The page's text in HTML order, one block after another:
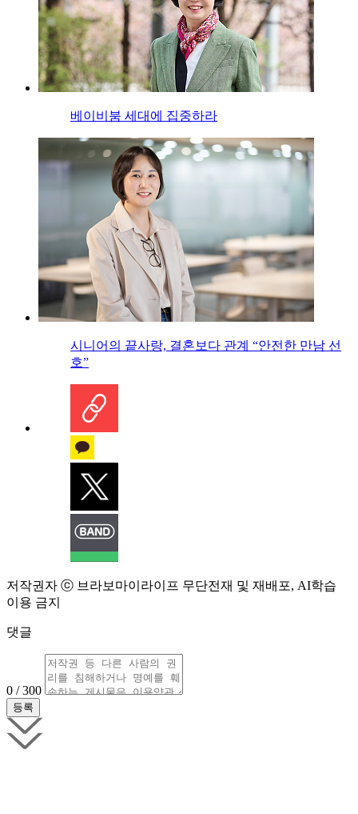
베이비붐 세대에 집중하라
시니어의 끝사랑, 결혼보다 관계 “안전한 만남 선
호”
저작권자 ⓒ 브라보마이라이프 무단전재 및 재배포, AI학습
이용 금지
댓글
0 / 300